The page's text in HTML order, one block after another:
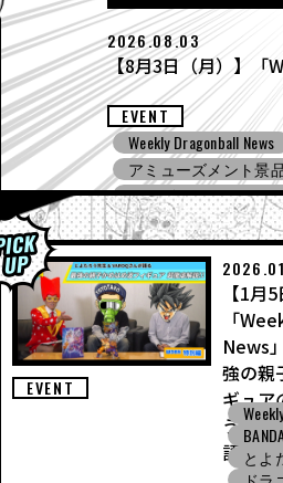
2026.07.27
【7月27日（月）】
EVENT
Weekly Dragonball News
ドラゴンボールスー
ドラゴンボール ゲキ
アミューズメント景
ドラゴンボール
EVENT
【1月
「
News
強の親
ギュア
う先生
語る!!
とよ